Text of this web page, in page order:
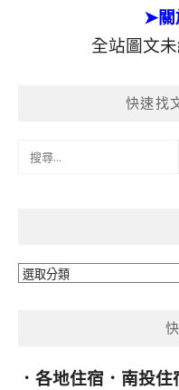
➤關
全站圖文
快速找
分
． 各地住宿 ． 南投住